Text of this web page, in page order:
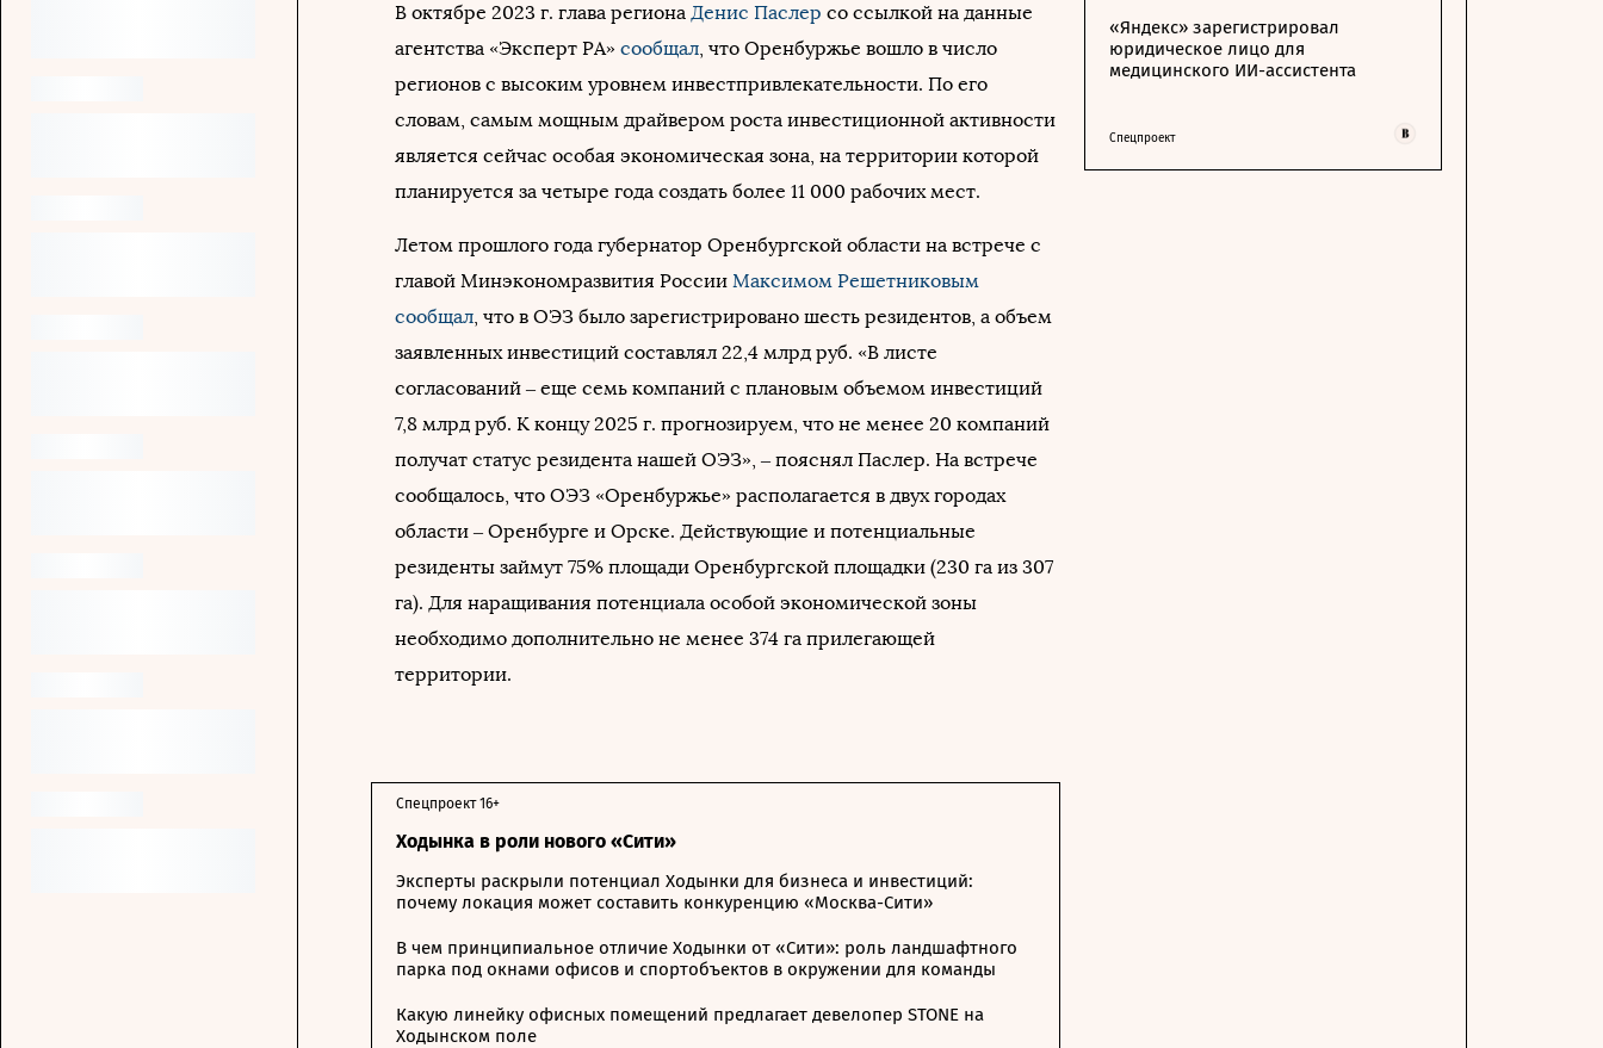
В октябре 2023 г. глава региона Денис Паслер со ссылкой на данные
агентства «Эксперт РА» сообщал, что Оренбуржье вошло в число
регионов с высоким уровнем инвестпривлекательности. По его
словам, самым мощным драйвером роста инвестиционной активности
является сейчас особая экономическая зона, на территории которой
планируется за четыре года создать более 11 000 рабочих мест.
Летом прошлого года губернатор Оренбургской области на встрече с
главой Минэкономразвития России Максимом Решетниковым
сообщал, что в ОЭЗ было зарегистрировано шесть резидентов, а объем
заявленных инвестиций составлял 22,4 млрд руб. «В листе
согласований – еще семь компаний с плановым объемом инвестиций
7,8 млрд руб. К концу 2025 г. прогнозируем, что не менее 20 компаний
получат статус резидента нашей ОЭЗ», – пояснял Паслер. На встрече
сообщалось, что ОЭЗ «Оренбуржье» располагается в двух городах
области – Оренбурге и Орске. Действующие и потенциальные
резиденты займут 75% площади Оренбургской площадки (230 га из 307
га). Для наращивания потенциала особой экономической зоны
необходимо дополнительно не менее 374 га прилегающей
территории.
Ходынка в роли нового «Сити»
Спецпроект 16+
Эксперты раскрыли потенциал Ходынки для бизнеса и инвестиций:
почему локация может составить конкуренцию «Москва-Сити»
В чем принципиальное отличие Ходынки от «Сити»: роль ландшафтного
парка под окнами офисов и спортобъектов в окружении для команды
Какую линейку офисных помещений предлагает девелопер STONE на
Ходынском поле
«Яндекс» зарегистрировал
юридическое лицо для
медицинского ИИ-ассистента
Спецпроект